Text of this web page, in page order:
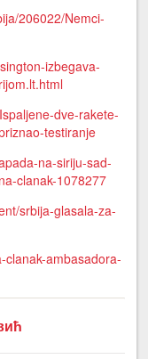
206022/Nemci-
izbegava-
dve-rakete-
testiranje
na-siriju-sad-
clanak-1078277
srbija-glasala-za-
clanak-ambasadora-